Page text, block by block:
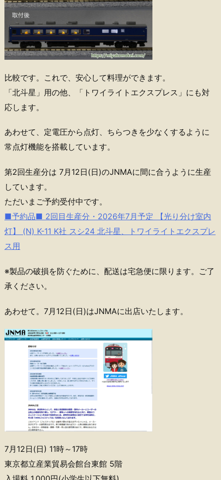
比較です。これで、安心して料理ができます。
「北斗星」用の他、「トワイライトエクスプレス」にも対
応します。
あわせて、定電圧から点灯、ちらつきを少なくするように
常点灯機能を搭載しています。
第2回生産分は 7月12日(日)のJNMAに間に合うように生産
しています。
ただいまご予約受付中です。
■予約品■ 2回目生産分・2026年7月予定 【光り分け室内
灯】 (N) K-11 K社 スシ24 北斗星、トワイライトエクスプレ
ス用
※製品の破損を防ぐために、配送は宅急便に限ります。ご了
承ください。
あわせて。7月12日(日)はJNMAに出店いたします。
7月12日(日) 11時～17時
東京都立産業貿易会館台東館 5階